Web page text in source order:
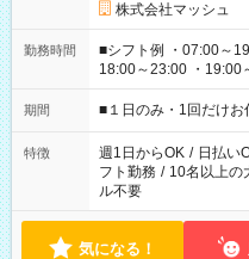
株式会社マッシュ
勤務時間
■シフト例 ・07:00～
18:00～23:00 ・19:00
etc ★最短で3時間で5,120円のお仕事から 15時間で2万円近く稼
げるお仕事も！ ご希望のお時間に合わせてご紹介！ ※シフトは
ください！
期間 ■１日のみ・1回だけお
特徴 週1日からOK / 日払い
フト勤務 / 10名以上の
ル不要
気になる！